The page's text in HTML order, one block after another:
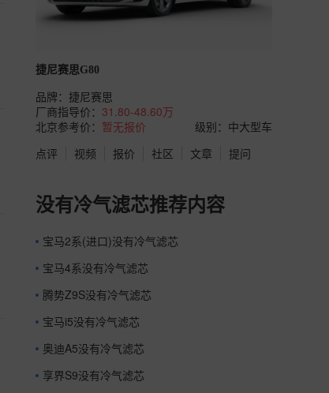
捷尼赛思G80
品牌： 捷尼赛思
厂商指导价： 31.80-48.60万
北京参考价： 暂无报价
级别：中大型车
点评
视频 报价 社区 文章 提问
没有冷气滤芯推荐内容
宝马2系(进口)没有冷气滤芯
宝马4系没有冷气滤芯
腾势Z9S没有冷气滤芯
宝马i5没有冷气滤芯
奥迪A5没有冷气滤芯
享界S9没有冷气滤芯